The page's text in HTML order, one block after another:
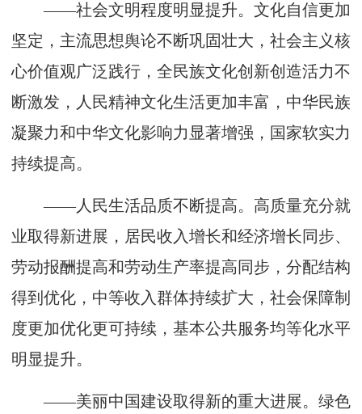
——社会文明程度明显提升。文化自信更加
坚定，主流思想舆论不断巩固壮大，社会主义核
心价值观广泛践行，全民族文化创新创造活力不
断激发，人民精神文化生活更加丰富，中华民族
凝聚力和中华文化影响力显著增强，国家软实力
持续提高。
——人民生活品质不断提高。高质量充分就
业取得新进展，居民收入增长和经济增长同步、
劳动报酬提高和劳动生产率提高同步，分配结构
得到优化，中等收入群体持续扩大，社会保障制
度更加优化更可持续，基本公共服务均等化水平
明显提升。
——美丽中国建设取得新的重大进展。绿色